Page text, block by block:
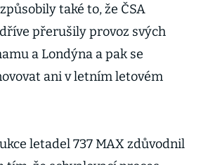
také to, že ČSA
přerušily provoz svých
a Londýna a pak se
ani v letním letovém
letadel 737 MAX zdůvodnil